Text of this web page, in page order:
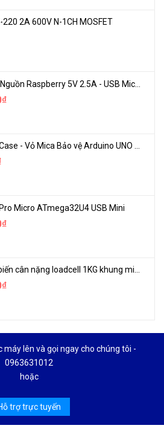
220 2A 600V N-1CH MOSFET
Micro ATmega32U4 USB Mini
Bộ cảm biến cân nặng loadcell 1KG khung mica
máy lên và gọi ngay cho chúng tôi -
0963631012
hoặc
trợ trực tuyến